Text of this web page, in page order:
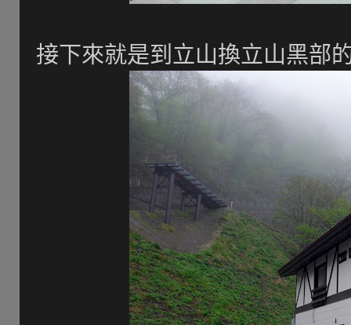
接下來就是到立山換立山黑部